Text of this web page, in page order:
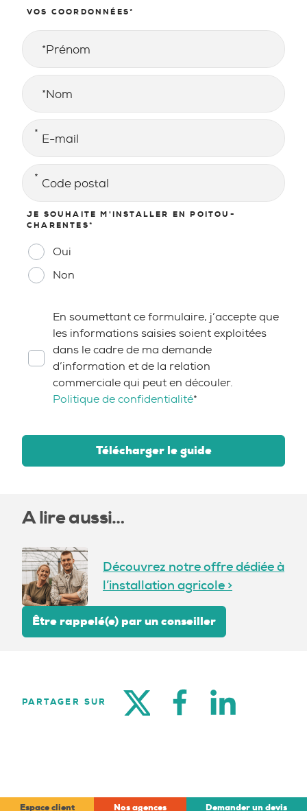
VOS COORDONNÉES*
Prénom
Nom
E-MAIL
ADRESSE
Code postal
JE SOUHAITE M'INSTALLER EN POITOU-
CHARENTES*
Oui
Non
*En soumettant ce formulaire, j’accepte que
les informations saisies soient exploitées
dans le cadre de ma demande
d’information et de la relation
commerciale qui peut en découler.
Politique de confidentialité*
Télécharger le guide
A lire aussi…
Découvrez notre offre dédiée à
l’installation agricole >
Être rappelé(e) par un conseiller
PARTAGER SUR
TWITTER FACEBOOK
Espace client Nos agences Demander un devis